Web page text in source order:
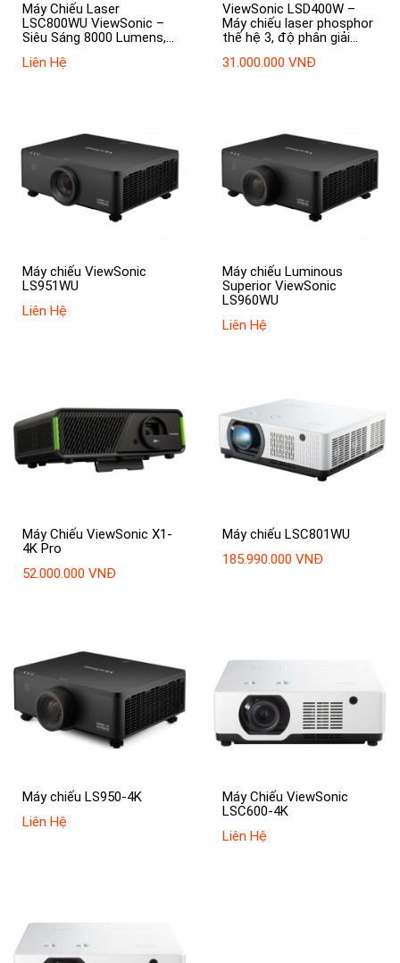
Máy Chiếu Laser
LSC800WU ViewSonic –
Siêu Sáng 8000 Lumens,
Liên Hệ
ViewSonic LSD400W –
Máy chiếu laser phosphor
thế hệ 3, độ phân giải
360°
31.000.000 VNĐ
Máy chiếu ViewSonic
LS951WU
Liên Hệ
Máy chiếu Luminous
Superior ViewSonic
LS960WU
Liên Hệ
Máy Chiếu ViewSonic X1-
4K Pro
52.000.000 VNĐ
Máy chiếu LSC801WU
185.990.000 VNĐ
Máy chiếu LS950-4K
Liên Hệ
Máy Chiếu ViewSonic
LSC600-4K
Liên Hệ